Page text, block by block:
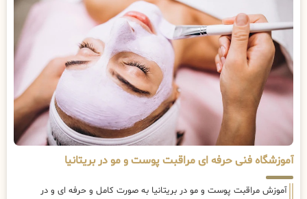
آموزشگاه فنی حرفه ای مراقبت پوست و مو در بریتانیا
آموزش مراقبت پوست و مو در بریتانیا به صورت کامل و حرفه ای و در